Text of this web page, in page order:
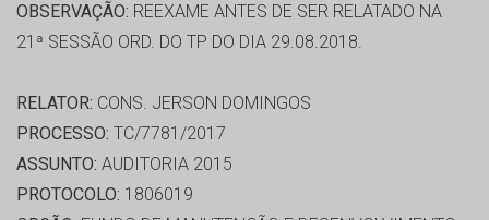
OBSERVAÇÃO: REEXAME ANTES DE SER RELATADO NA
21ª SESSÃO ORD. DO TP DO DIA 29.08.2018.
RELATOR: CONS. JERSON DOMINGOS
PROCESSO: TC/7781/2017
ASSUNTO: AUDITORIA 2015
PROTOCOLO: 1806019